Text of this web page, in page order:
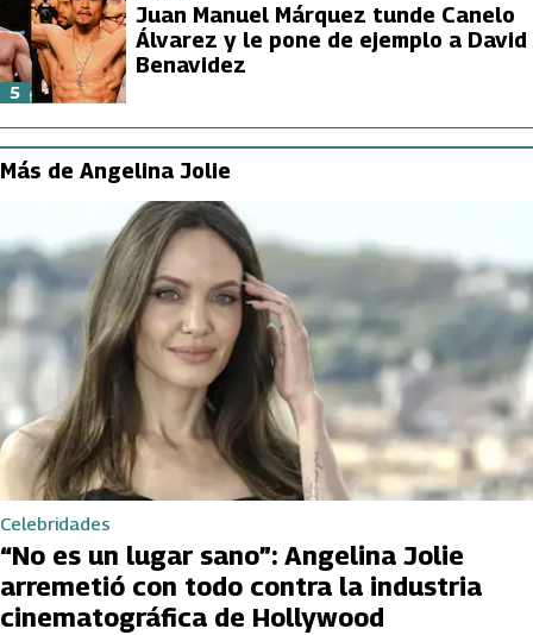
Juan Manuel Márquez tunde Canelo
Álvarez y le pone de ejemplo a David
Benavidez
5
Más de Angelina Jolie
Celebridades
“No es un lugar sano”: Angelina Jolie
arremetió con todo contra la industria
cinematográfica de Hollywood